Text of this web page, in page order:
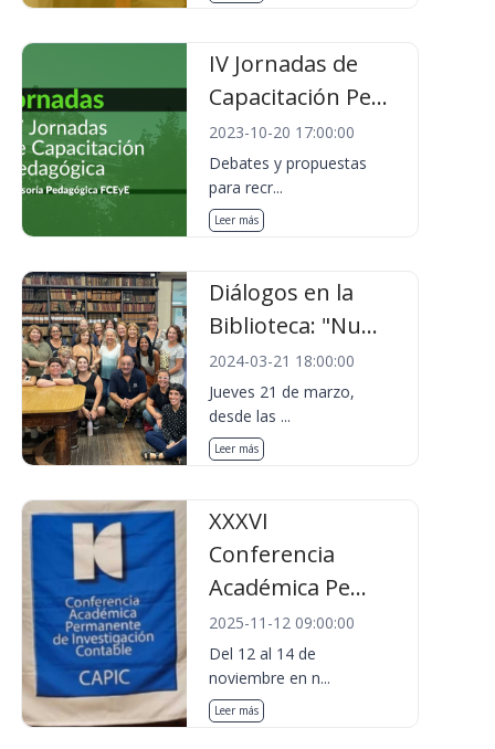
IV Jornadas de
Capacitación Pe...
2023-10-20 17:00:00
Debates y propuestas
para recr...
Leer más
Diálogos en la
Biblioteca: "Nu...
2024-03-21 18:00:00
Jueves 21 de marzo,
desde las ...
Leer más
XXXVI
Conferencia
Académica Pe...
2025-11-12 09:00:00
Del 12 al 14 de
noviembre en n...
Leer más